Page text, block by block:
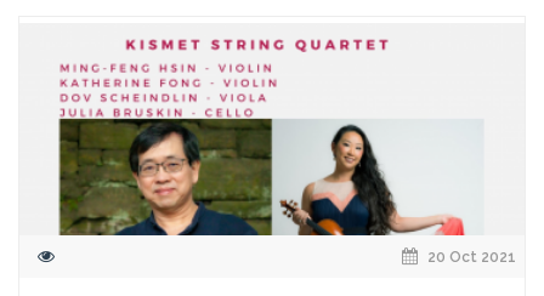
20 Oct 2021